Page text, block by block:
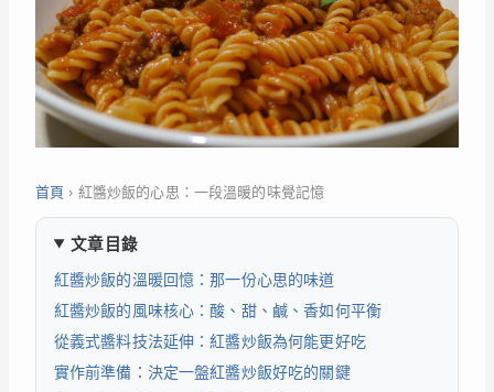
首頁 › 紅醬炒飯的心思：一段溫暖的味覺記憶
文章目錄
紅醬炒飯的溫暖回憶：那一份心思的味道
紅醬炒飯的風味核心：酸、甜、鹹、香如何平衡
從義式醬料技法延伸：紅醬炒飯為何能更好吃
實作前準備：決定一盤紅醬炒飯好吃的關鍵